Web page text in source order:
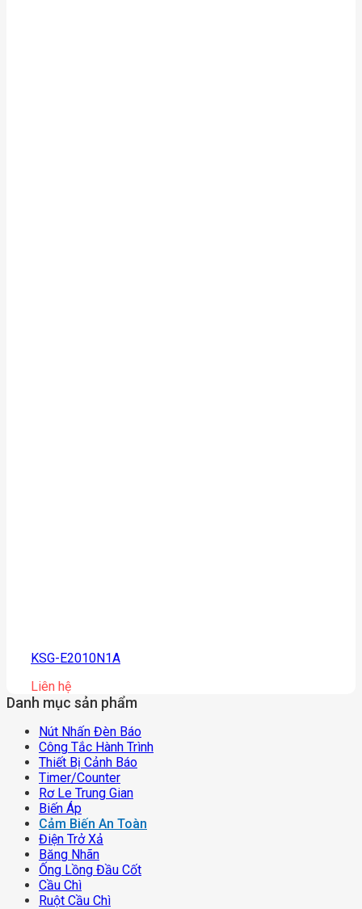
KSG-E2010N1A
Liên hệ
Danh mục sản phẩm
Nút Nhấn Đèn Báo
Công Tắc Hành Trình
Thiết Bị Cảnh Báo
Timer/counter
Rơ Le Trung Gian
Biến Áp
Cảm Biến An Toàn
Điện Trở Xả
Băng Nhãn
Ống Lồng Đầu Cốt
Cầu Chì
Ruột Cầu Chì